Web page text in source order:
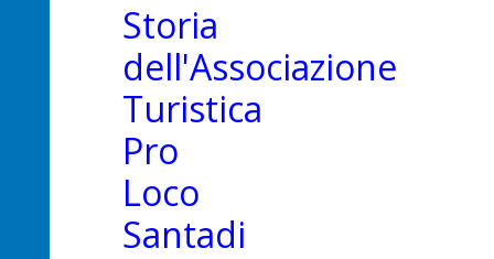
Storia
dell'Associazione
Turistica
Pro
Loco
Santadi